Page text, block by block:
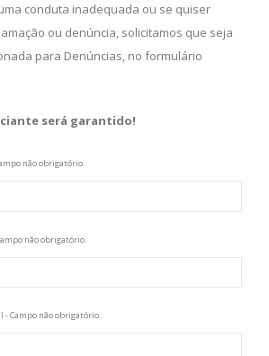
conduta inadequada ou se quiser
ou denúncia, solicitamos que seja
para Denúncias, no formulário
será garantido!
não obrigatório.
não obrigatório.
- Campo não obrigatório.